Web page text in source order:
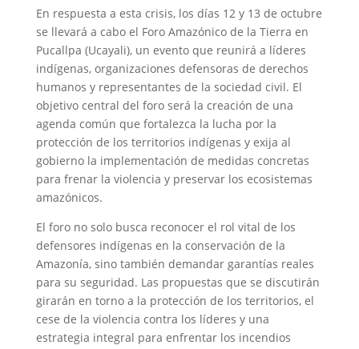
En respuesta a esta crisis, los días 12 y 13 de octubre
se llevará a cabo el Foro Amazónico de la Tierra en
Pucallpa (Ucayali), un evento que reunirá a líderes
indígenas, organizaciones defensoras de derechos
humanos y representantes de la sociedad civil. El
objetivo central del foro será la creación de una
agenda común que fortalezca la lucha por la
protección de los territorios indígenas y exija al
gobierno la implementación de medidas concretas
para frenar la violencia y preservar los ecosistemas
amazónicos.
El foro no solo busca reconocer el rol vital de los
defensores indígenas en la conservación de la
Amazonía, sino también demandar garantías reales
para su seguridad. Las propuestas que se discutirán
girarán en torno a la protección de los territorios, el
cese de la violencia contra los líderes y una
estrategia integral para enfrentar los incendios